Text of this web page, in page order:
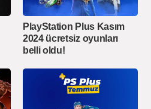
PlayStation Plus Kasım
2024 ücretsiz oyunları
belli oldu!